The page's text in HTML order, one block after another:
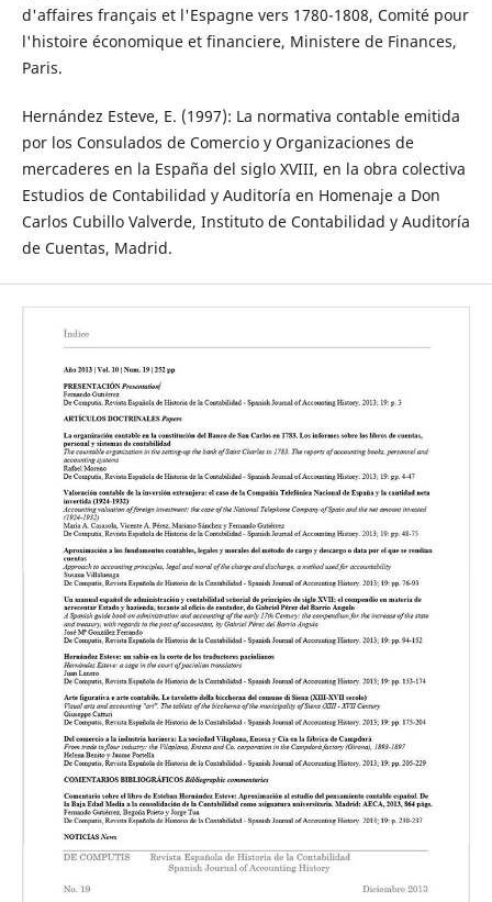
d'affaires français et l'Espagne vers 1780-1808, Comité pour
l'histoire économique et financiere, Ministere de Finances,
Paris.
Hernández Esteve, E. (1997): La normativa contable emitida
por los Consulados de Comercio y Organizaciones de
mercaderes en la España del siglo XVIII, en la obra colectiva
Estudios de Contabilidad y Auditoría en Homenaje a Don
Carlos Cubillo Valverde, Instituto de Contabilidad y Auditoría
de Cuentas, Madrid.